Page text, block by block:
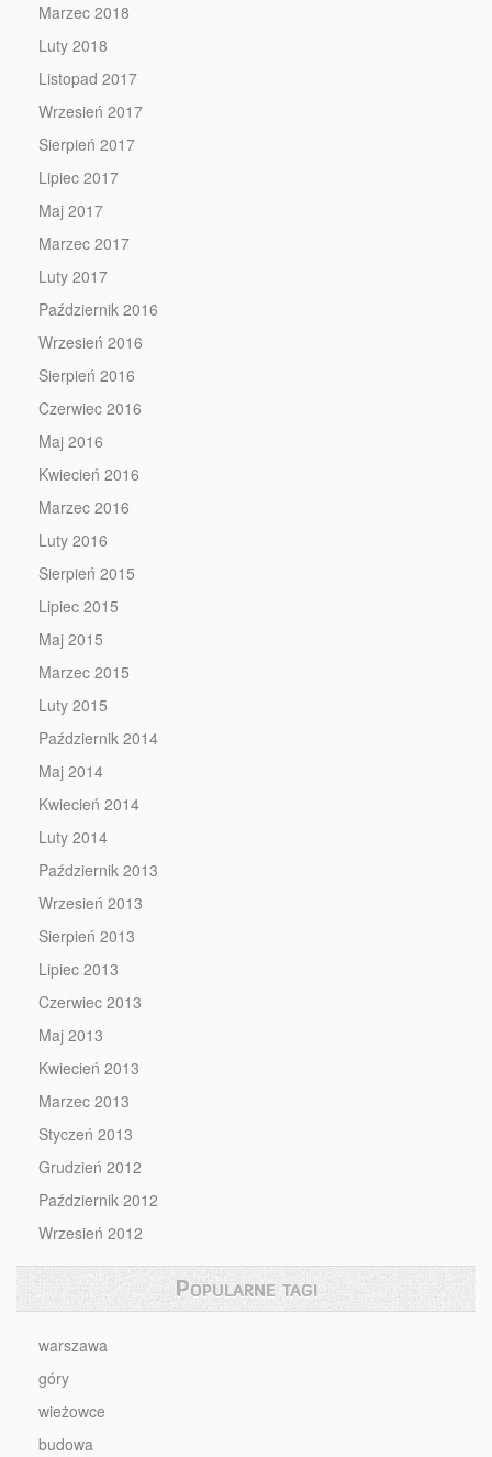
Marzec 2018
Luty 2018
Listopad 2017
Wrzesień 2017
Sierpień 2017
Lipiec 2017
Maj 2017
Marzec 2017
Luty 2017
Październik 2016
Wrzesień 2016
Sierpień 2016
Czerwiec 2016
Maj 2016
Kwiecień 2016
Marzec 2016
Luty 2016
Sierpień 2015
Lipiec 2015
Maj 2015
Marzec 2015
Luty 2015
Październik 2014
Maj 2014
Kwiecień 2014
Luty 2014
Październik 2013
Wrzesień 2013
Sierpień 2013
Lipiec 2013
Czerwiec 2013
Maj 2013
Kwiecień 2013
Marzec 2013
Styczeń 2013
Grudzień 2012
Październik 2012
Wrzesień 2012
Popularne tagi
warszawa
góry
wieżowce
budowa